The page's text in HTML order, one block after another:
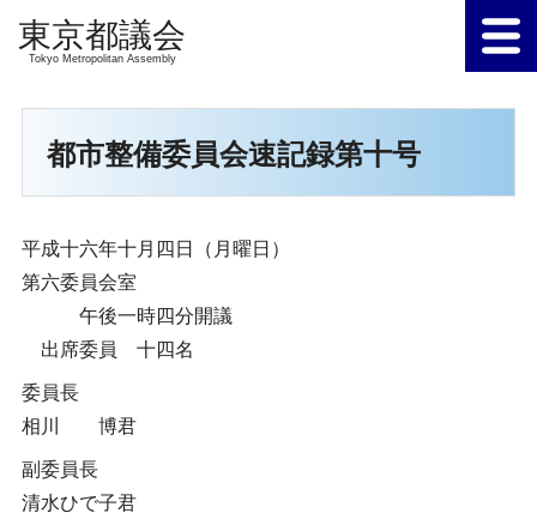
Tokyo Metropolitan Assembly
都市整備委員会速記録第十号
平成十六年十月四日（月曜日）
第六委員会室
午後一時四分開議
出席委員 十四名
委員長
相川 博君
副委員長
清水ひで子君